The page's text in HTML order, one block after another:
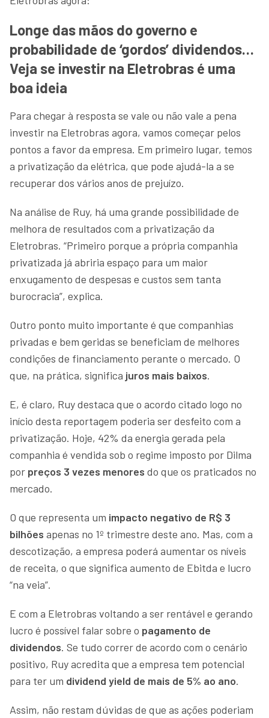
Longe das mãos do governo e
probabilidade de ‘gordos’ dividendos…
Veja se investir na Eletrobras é uma
boa ideia
Para chegar à resposta se vale ou não vale a pena
investir na Eletrobras agora, vamos começar pelos
pontos a favor da empresa. Em primeiro lugar, temos
a privatização da elétrica, que pode ajudá-la a se
recuperar dos vários anos de prejuízo.
Na análise de Ruy, há uma grande possibilidade de
melhora de resultados com a privatização da
Eletrobras. “Primeiro porque a própria companhia
privatizada já abriria espaço para um maior
enxugamento de despesas e custos sem tanta
burocracia”, explica.
Outro ponto muito importante é que companhias
privadas e bem geridas se beneficiam de melhores
condições de financiamento perante o mercado. O
que, na prática, significa juros mais baixos.
E, é claro, Ruy destaca que o acordo citado logo no
início desta reportagem poderia ser desfeito com a
privatização. Hoje, 42% da energia gerada pela
companhia é vendida sob o regime imposto por Dilma
por preços 3 vezes menores do que os praticados no
mercado.
O que representa um impacto negativo de R$ 3
bilhões apenas no 1º trimestre deste ano. Mas, com a
descotização, a empresa poderá aumentar os níveis
de receita, o que significa aumento de Ebitda e lucro
“na veia”.
E com a Eletrobras voltando a ser rentável e gerando
lucro é possível falar sobre o pagamento de
dividendos. Se tudo correr de acordo com o cenário
positivo, Ruy acredita que a empresa tem potencial
para ter um dividend yield de mais de 5% ao ano.
Assim, não restam dúvidas de que as ações poderiam